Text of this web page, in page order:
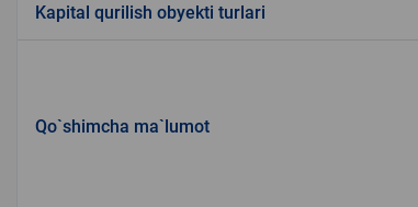
Kapital qurilish obyekti turlari
Qo`shimcha ma`lumot